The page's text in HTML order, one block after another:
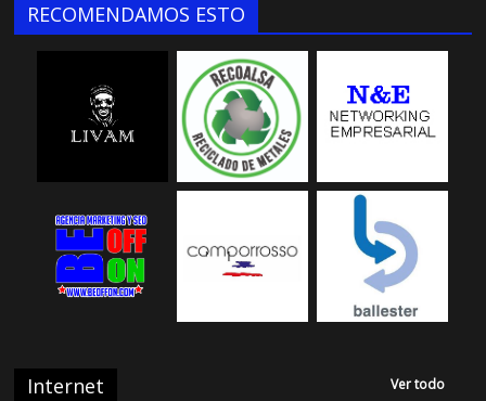
RECOMENDAMOS ESTO
Internet Ver todo